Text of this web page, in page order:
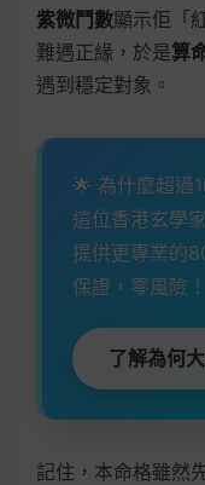
紫微鬥數顯示佢「
難遇正緣，於是算
遇到穩定對象。
🌟 為什麼超過
這位香港玄學
提供更專業的
保證，零風險！
了解為何
記住，本命格雖然